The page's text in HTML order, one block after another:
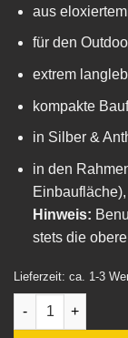
aus
für den
extrem
kompakte
in Silber &
in den
Hinweis:
stets die
Lieferzeit: ca. 1-3
Montagerahmen